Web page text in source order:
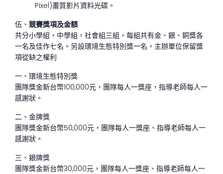
Pixel)畫質影片資料光碟。
伍、 競賽獎項及金額
共分小學組，中學組，社會組三組，每組共有金、銀、銅獎各
一名及佳作七名。另設環境生態特別獎一名，主辦單位保留獎
項從缺之權利
一、環境生態特別獎
團隊獎金新台幣100,000元，團隊每人一獎座，指導老師每人一
感謝狀。
二、金牌獎
團隊獎金新台幣50,000元，團隊每人一獎座、指導老師每人一
感謝狀。
三、銀牌獎
團隊獎金新台幣30,000元，團隊每人一獎座、指導老師每人一